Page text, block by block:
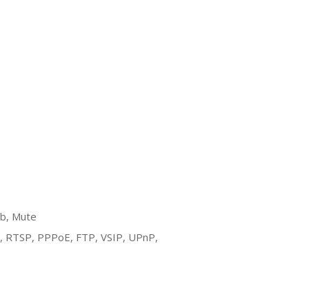
Mute
PPPoE, FTP, VSIP, UPnP,